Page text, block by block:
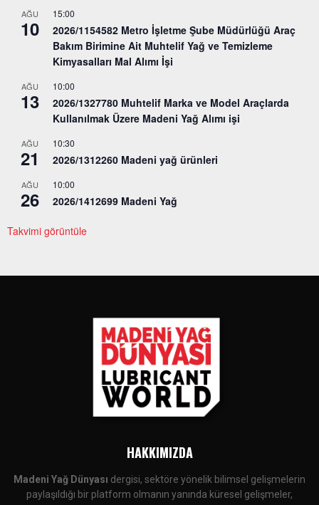
AĞU
10
15:00
2026/1154582 Metro İşletme Şube Müdürlüğü Araç
Bakım Birimine Ait Muhtelif Yağ ve Temizleme
Kimyasalları Mal Alımı İşi
AĞU
13
10:00
2026/1327780 Muhtelif Marka ve Model Araçlarda
Kullanılmak Üzere Madeni Yağ Alımı işi
AĞU
21
10:30
2026/1312260 Madeni yağ ürünleri
AĞU
26
10:00
2026/1412699 Madeni Yağ
Takvimi görüntüle
HAKKIMIZDA
Madeni Yağ Dünyası dergisi, sektöre yönelik bilimsel gelişmelerin
paylaşıldığı bir platform olmanın yanında küresel gelişmeler,